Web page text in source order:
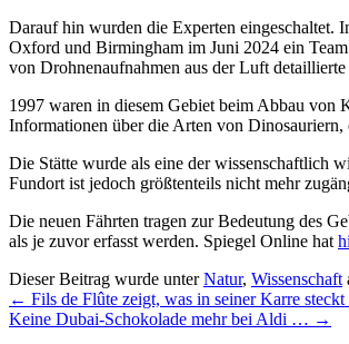
Darauf hin wurden die Experten eingeschaltet.
Oxford und Birmingham im Juni 2024 ein
von Drohnenaufnahmen aus der Luft
1997 waren in diesem Gebiet beim Abbau von
Informationen über die Arten von
Die Stätte wurde als eine der wissenschaftlich
Fundort ist jedoch größtenteils nicht mehr
Die neuen Fährten tragen zur Bedeutung des
als je zuvor erfasst werden. Spiegel Online hat
Dieser Beitrag wurde unterNatur, Wissenschaft
← Fils de Flûte zeigt, was in seiner Karre
Keine Dubai-Schokolade mehr bei Aldi … →